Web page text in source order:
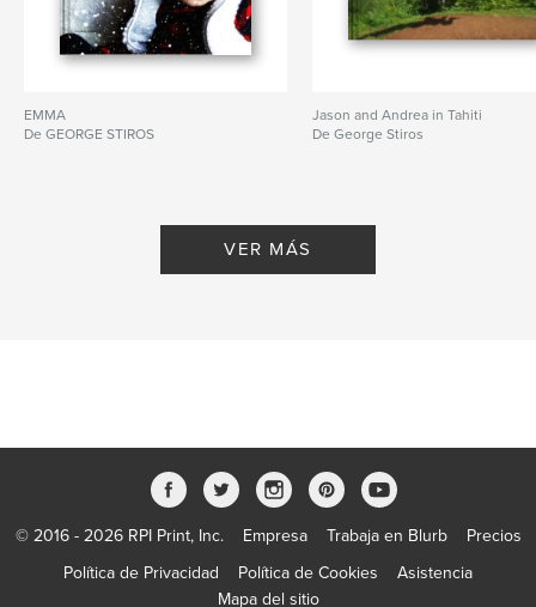
EMMA
De GEORGE STIROS
Jason and Andrea in Tahiti
De George Stiros
VER MÁS
© 2016 - 2026 RPI Print, Inc. Empresa Trabaja en Blurb
Precios
Política de Privacidad
Política de Cookies
Asistencia
Mapa del sitio